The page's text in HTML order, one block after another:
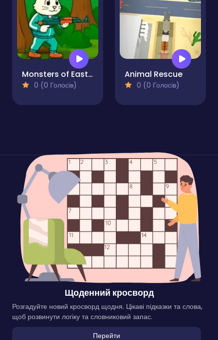
Monsters of Easter Eggs
0 (0 Голосів)
Animal Rescue
0 (0 Голосів)
Щоденний кросворд
Розгадуйте новий кросворд щодня. Цікаві підказки та слова,
щоб розвинути логіку та словниковий запас.
Перейти